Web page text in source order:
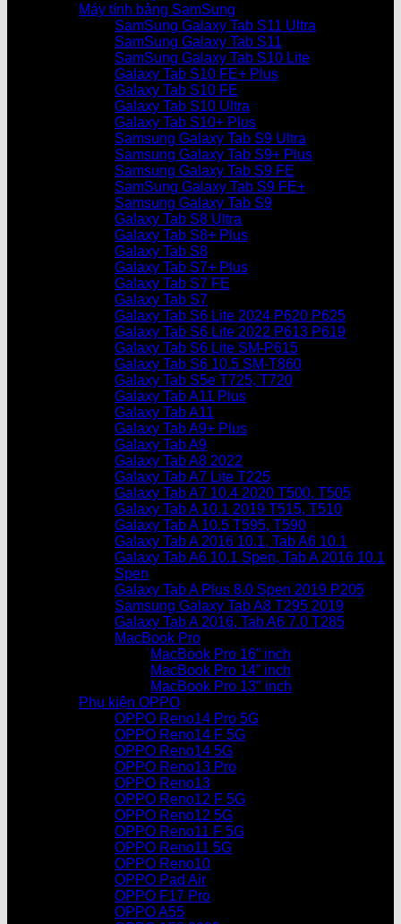
Máy tính bảng SamSung
SamSung Galaxy Tab S11 Ultra
SamSung Galaxy Tab S11
SamSung Galaxy Tab S10 Lite
Galaxy Tab S10 FE+ Plus
Galaxy Tab S10 FE
Galaxy Tab S10 Ultra
Galaxy Tab S10+ Plus
Samsung Galaxy Tab S9 Ultra
Samsung Galaxy Tab S9+ Plus
Samsung Galaxy Tab S9 FE
SamSung Galaxy Tab S9 FE+
Samsung Galaxy Tab S9
Galaxy Tab S8 Ultra
Galaxy Tab S8+ Plus
Galaxy Tab S8
Galaxy Tab S7+ Plus
Galaxy Tab S7 FE
Galaxy Tab S7
Galaxy Tab S6 Lite 2024 P620 P625
Galaxy Tab S6 Lite 2022 P613 P619
Galaxy Tab S6 Lite SM-P615
Galaxy Tab S6 10.5 SM-T860
Galaxy Tab S5e T725, T720
Galaxy Tab A11 Plus
Galaxy Tab A11
Galaxy Tab A9+ Plus
Galaxy Tab A9
Galaxy Tab A8 2022
Galaxy Tab A7 Lite T225
Galaxy Tab A7 10.4 2020 T500, T505
Galaxy Tab A 10.1 2019 T515, T510
Galaxy Tab A 10.5 T595, T590
Galaxy Tab A 2016 10.1, Tab A6 10.1
Galaxy Tab A6 10.1 Spen, Tab A 2016 10.1
Spen
Galaxy Tab A Plus 8.0 Spen 2019 P205
Samsung Galaxy Tab A8 T295 2019
Galaxy Tab A 2016, Tab A6 7.0 T285
MacBook Pro
MacBook Pro 16” inch
MacBook Pro 14” inch
MacBook Pro 13″ inch
Phụ kiện OPPO
OPPO Reno14 Pro 5G
OPPO Reno14 F 5G
OPPO Reno14 5G
OPPO Reno13 Pro
OPPO Reno13
OPPO Reno12 F 5G
OPPO Reno12 5G
OPPO Reno11 F 5G
OPPO Reno11 5G
OPPO Reno10
OPPO Pad Air
OPPO F17 Pro
OPPO A55